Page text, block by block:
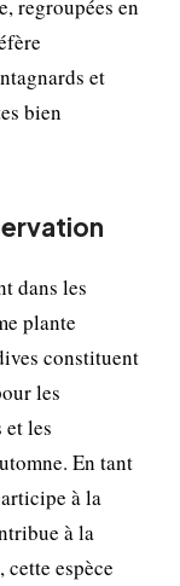
regroupées en
et
bien
dans les
plante
constituent
les
les
En tant
à la
à la
espèce